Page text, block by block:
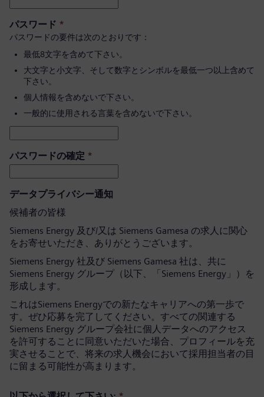
パスワード *
パスワードの要件は次のとおりです：
最低8文字を含めて下さい。
大文字と小文字、そして数字とシンボルを最低一つ以上含めて
下さい。
個人情報を含めないで下さい。
一般的に使用される言葉を含めないで下さい。
パスワードの確定 *
データプライバシー通知
候補者の皆様
Siemens Energy 及び/又は Siemens Gamesa の求人に関心
をお寄せいただき、ありがとうございます。
Siemens Energy 社及び Siemens Gamesa 社は、共に
Siemens Energy グループ（以下、「Siemens Energy」）を
形成します。
これはSiemens Energyでの新たなキャリアへの第一歩で
す。ぜひ応募を完了してください。すべての関連する
Siemens Energy グループ会社に個人データへのアクセス
を許可することに同意いただいた場合、プロフィールを充
実させることで、将来の求人機会において採用担当者の目
に留まる可能性が高まります。